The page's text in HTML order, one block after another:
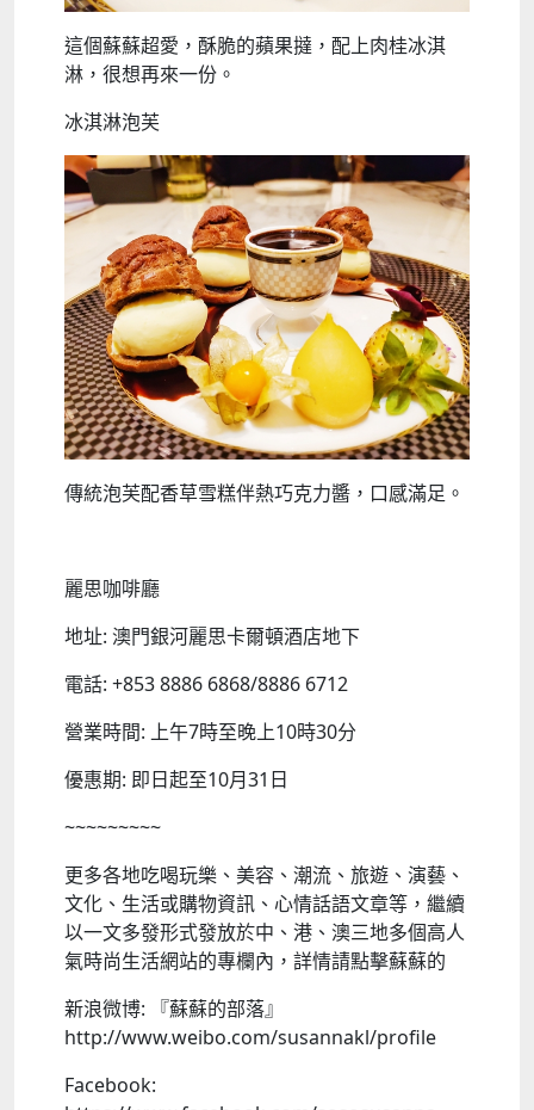
這個蘇蘇超愛，酥脆的蘋果撻，配上肉桂冰淇
淋，很想再來一份。
冰淇淋泡芙
傳統泡芙配香草雪糕伴熱巧克力醬，口感滿足。
麗思咖啡廳
地址: 澳門銀河麗思卡爾頓酒店地下
電話: +853 8886 6868/8886 6712
營業時間: 上午7時至晚上10時30分
優惠期: 即日起至10月31日
~~~~~~~~~
更多各地吃喝玩樂、美容、潮流、旅遊、演藝、
文化、生活或購物資訊、心情話語文章等，繼續
以一文多發形式發放於中、港、澳三地多個高人
氣時尚生活網站的專欄內，詳情請點擊蘇蘇的
新浪微博: 『蘇蘇的部落』
http://www.weibo.com/susannakl/profile
Facebook: